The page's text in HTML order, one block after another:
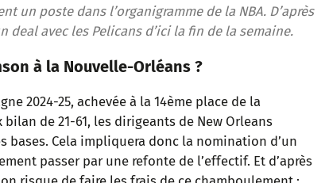
un poste dans l’organigramme de la NBA. D’après
deal avec les Pelicans d’ici la fin de la semaine.
à la Nouvelle-Orléans ?
2024-25, achevée à la 14ème place de la
de 21-61, les dirigeants de New Orleans
Cela impliquera donc la nomination d’un
passer par une refonte de l’effectif. Et d’après